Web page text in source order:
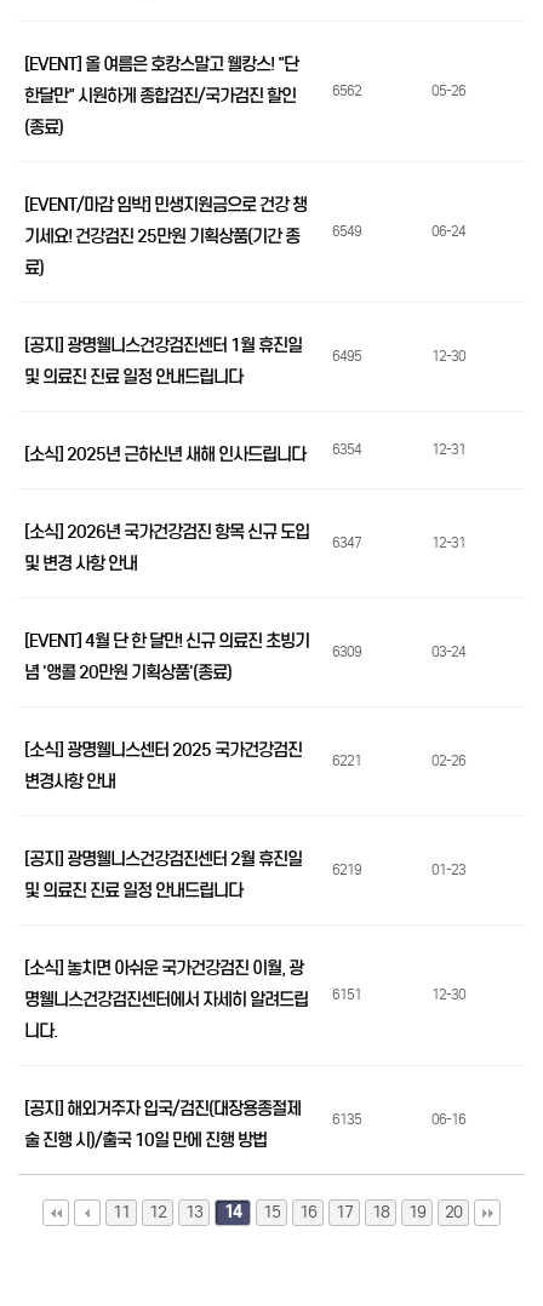
[EVENT] 올 여름은 호캉스말고 웰캉스! "단
한달만" 시원하게 종합검진/국가검진 할인
(종료)
6562 05-26
[EVENT/마감 임박] 민생지원금으로 건강 챙
기세요! 건강검진 25만원 기획상품(기간 종
료)
6549 06-24
[공지] 광명웰니스건강검진센터 1월 휴진일
및 의료진 진료 일정 안내드립니다
6495 12-30
[소식] 2025년 근하신년 새해 인사드립니다 6354 12-31
[소식] 2026년 국가건강검진 항목 신규 도입
및 변경 사항 안내
6347 12-31
[EVENT] 4월 단 한 달만! 신규 의료진 초빙기
념 '앵콜 20만원 기획상품'(종료)
6309 03-24
[소식] 광명웰니스센터 2025 국가건강검진
변경사항 안내
6221 02-26
[공지] 광명웰니스건강검진센터 2월 휴진일
및 의료진 진료 일정 안내드립니다
6219 01-23
[소식] 놓치면 아쉬운 국가건강검진 이월, 광
명웰니스건강검진센터에서 자세히 알려드립
니다.
6151 12-30
[공지] 해외거주자 입국/검진(대장용종절제
술 진행 시)/출국 10일 만에 진행 방법
6135 06-16
11 12 13 14 15 16 17 18 19 20